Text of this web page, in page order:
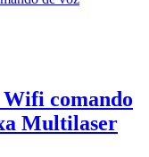
comando
Multilaser